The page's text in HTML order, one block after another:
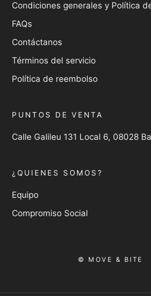
Condiciones generales y Política
FAQs
Contáctanos
Términos del servicio
Política de reembolso
PUNTOS DE VENTA
Calle Galileu 131 Local 6, 08028
¿QUIENES SOMOS?
Equipo
Compromiso Social
© MOVE & BITE